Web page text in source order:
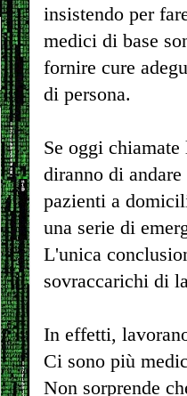
insistendo per
medici di base
fornire cure
di persona.
Se oggi
diranno di
pazienti a
una serie di
L'unica
sovraccarichi di
In effetti,
Ci sono più
Non sorprende